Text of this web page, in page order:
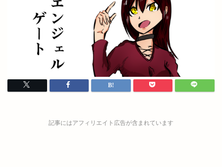
記事にはアフィリエイト広告が含まれています